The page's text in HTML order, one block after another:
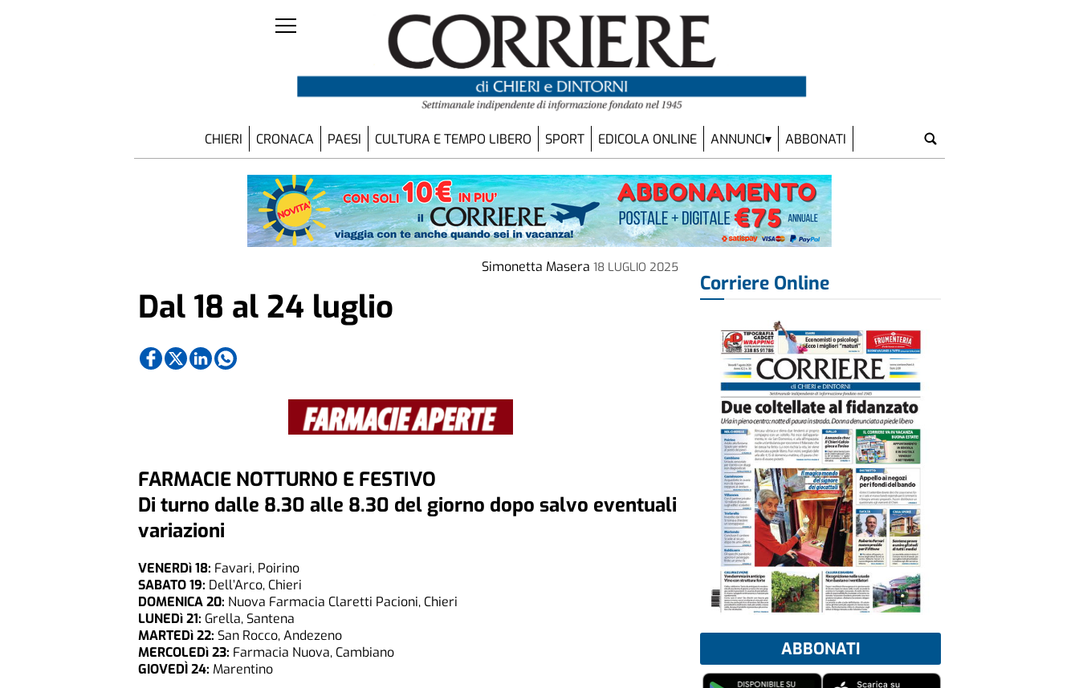
CHIERI CRONACA PAESI CULTURA E TEMPO LIBERO SPORT EDICOLA ONLINE ANNUNCI ABBONATI
Simonetta Masera 18 LUGLIO 2025
Dal 18 al 24 luglio
FARMACIE NOTTURNO E FESTIVO
Di turno dalle 8.30 alle 8.30 del giorno dopo salvo eventuali
variazioni
VENERDì 18: Favari, Poirino
SABATO 19: Dell’Arco, Chieri
DOMENICA 20: Nuova Farmacia Claretti Pacioni, Chieri
LUNEDì 21: Grella, Santena
MARTEDì 22: San Rocco, Andezeno
MERCOLEDì 23: Farmacia Nuova, Cambiano
GIOVEDÌ 24: Marentino
Corriere Online
ABBONATI